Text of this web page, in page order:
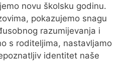
novu školsku godinu.
pokazujemo snagu
razumijevanja i
s roditeljima, nastavljamo
identitet naše